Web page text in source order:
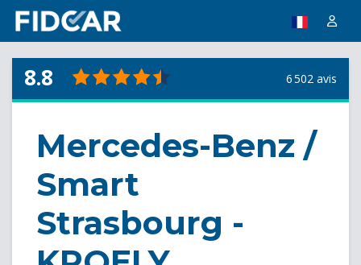
8.8 6 502 avis
Mercedes-Benz /
Smart
Strasbourg -